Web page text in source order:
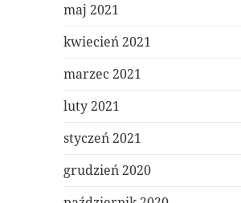
maj 2021
kwiecień 2021
marzec 2021
luty 2021
styczeń 2021
grudzień 2020